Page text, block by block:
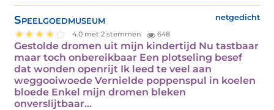
Speelgoedmuseum netgedicht
4.0 met 2 stemmen 648
Gestolde dromen uit mijn kindertijd Nu tastbaar
maar toch onbereikbaar Een plotseling besef
dat wonden openrijt Ik leed te veel aan
weggooiwoede Vernielde poppenspul in koelen
bloede Enkel mijn dromen bleken
onverslijtbaar…